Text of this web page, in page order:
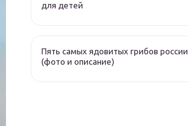
для детей
Пять самых ядовитых грибов россии
(фото и описание)